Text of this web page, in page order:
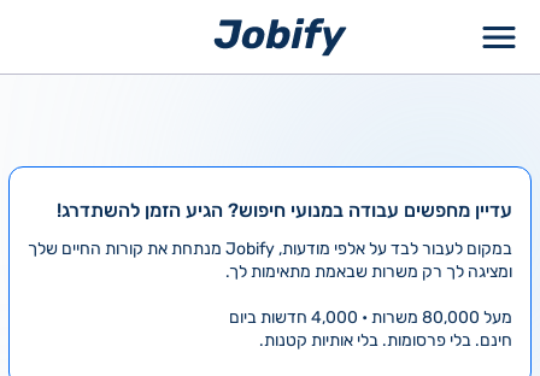
עדיין מחפשים עבודה במנועי חיפוש? הגיע הזמן להשתדרג!
במקום לעבור לבד על אלפי מודעות, Jobify מנתחת את קורות החיים שלך
ומציגה לך רק משרות שבאמת מתאימות לך.
מעל 80,000 משרות • 4,000 חדשות ביום
חינם. בלי פרסומות. בלי אותיות קטנות.